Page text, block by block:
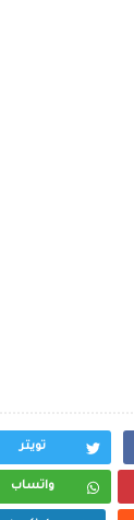
تويتر
واتساب